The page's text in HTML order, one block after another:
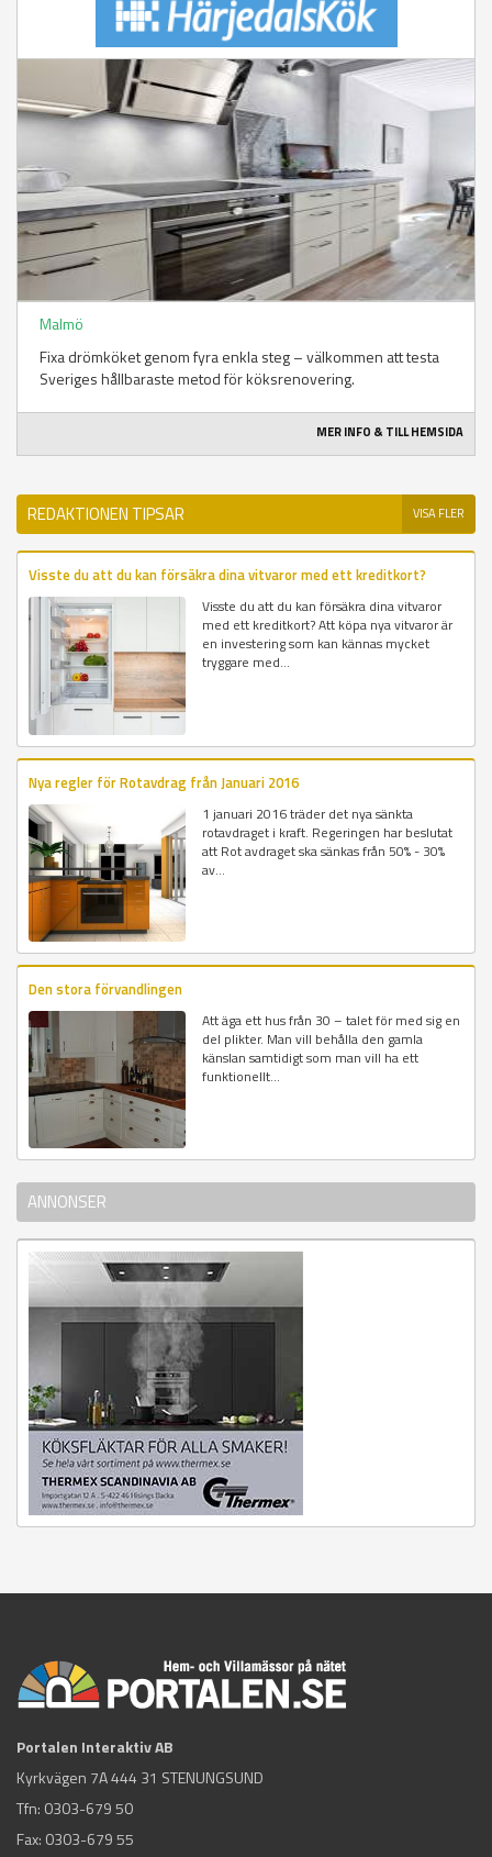
Malmö
Fixa drömköket genom fyra enkla steg – välkommen att testa
Sveriges hållbaraste metod för köksrenovering.
MER INFO & TILL HEMSIDA
REDAKTIONEN TIPSAR VISA FLER
Visste du att du kan försäkra dina vitvaror med ett kreditkort?
Visste du att du kan försäkra dina vitvaror
med ett kreditkort? Att köpa nya vitvaror är
en investering som kan kännas mycket
tryggare med...
Nya regler för Rotavdrag från Januari 2016
1 januari 2016 träder det nya sänkta
rotavdraget i kraft. Regeringen har beslutat
att Rot avdraget ska sänkas från 50% - 30%
av...
Den stora förvandlingen
Att äga ett hus från 30 – talet för med sig en
del plikter. Man vill behålla den gamla
känslan samtidigt som man vill ha ett
funktionellt...
ANNONSER
Portalen Interaktiv AB
Kyrkvägen 7A 444 31 STENUNGSUND
Tfn: 0303-679 50
Fax: 0303-679 55